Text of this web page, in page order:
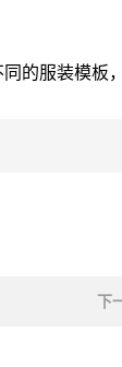
的服装模板
下